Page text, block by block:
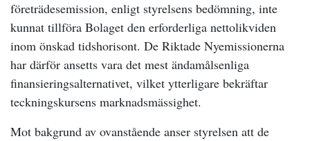
företrädesemission, enligt styrelsens bedömning, inte
kunnat tillföra Bolaget den erforderliga nettolikviden
inom önskad tidshorisont. De Riktade Nyemissionerna
har därför ansetts vara det mest ändamålsenliga
finansieringsalternativet, vilket ytterligare bekräftar
teckningskursens marknadsmässighet.
Mot bakgrund av ovanstående anser styrelsen att de